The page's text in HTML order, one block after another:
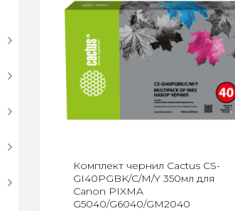
Комплект чернил Cactus CS-
GI40PGBK/C/M/Y 350мл для
Canon PIXMA
G5040/G6040/GM2040